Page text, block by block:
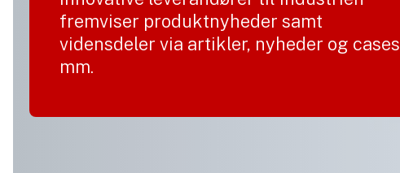
fremviser produktnyheder samt
vidensdeler via artikler, nyheder og cases
mm.